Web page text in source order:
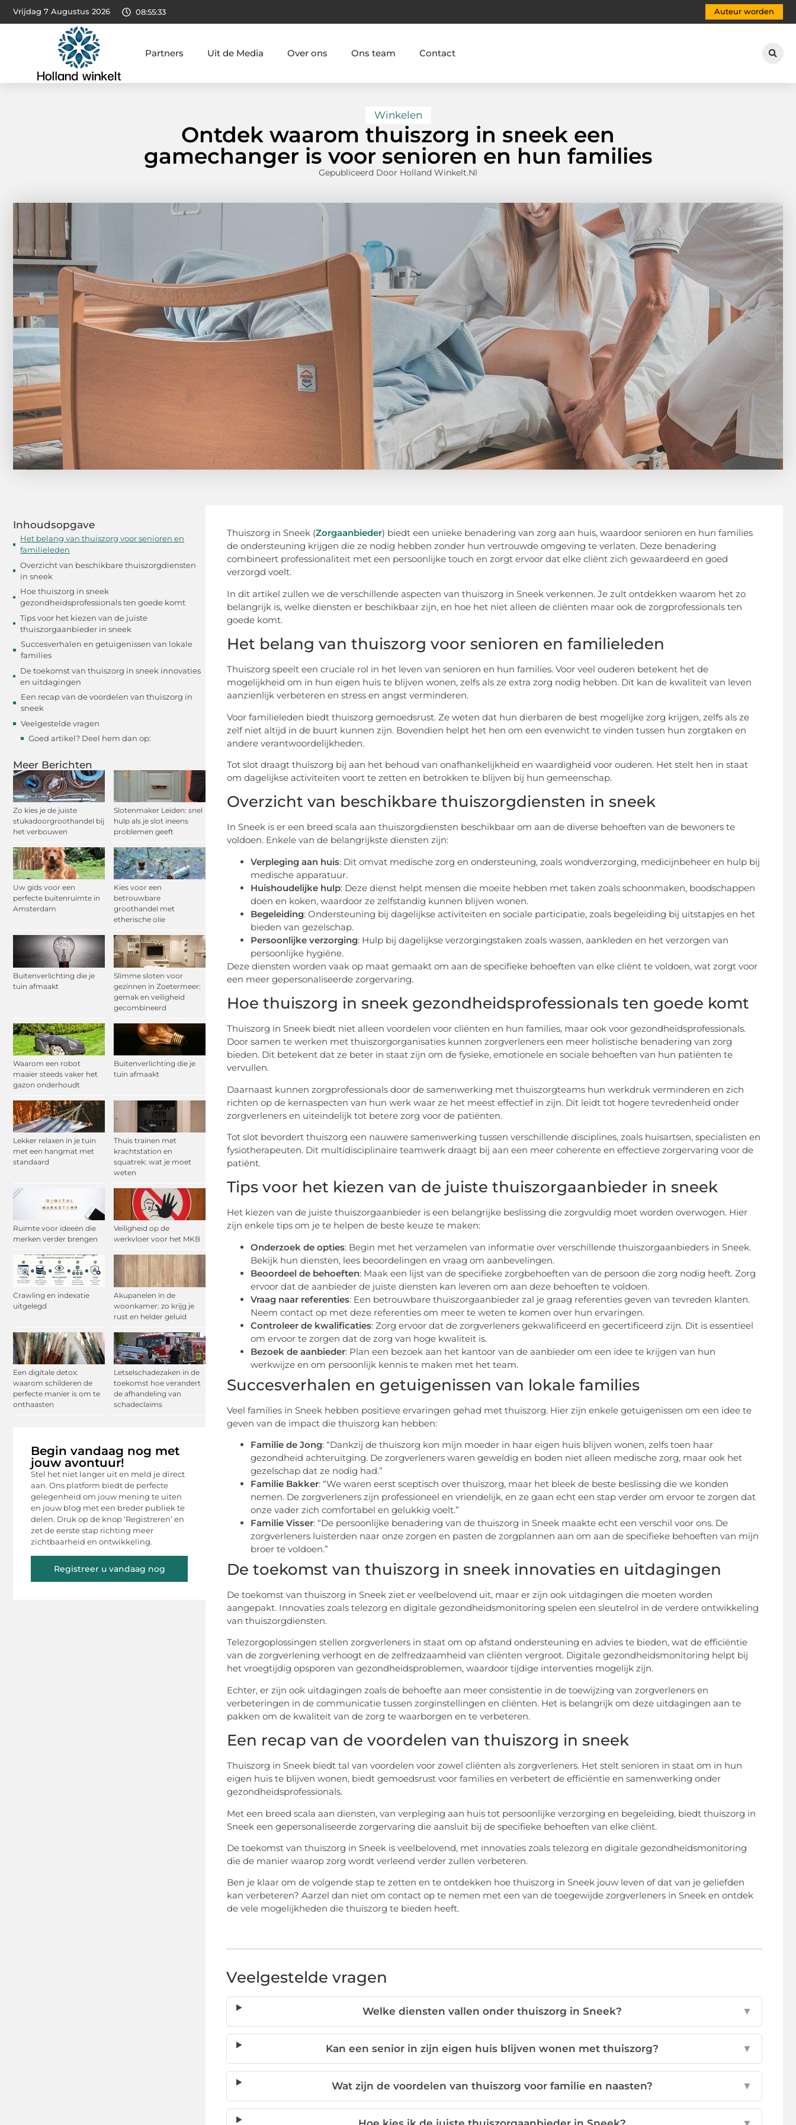
Vrijdag 7 Augustus 2026 08:55:35 Auteur worden
Partners Uit de Media Over ons Ons team Contact
Winkelen
Ontdek waarom thuiszorg in sneek een
gamechanger is voor senioren en hun families
Gepubliceerd Door Holland Winkelt.nl
Inhoudsopgave
Het belang van thuiszorg voor senioren en
familieleden
Overzicht van beschikbare thuiszorgdiensten
in sneek
Hoe thuiszorg in sneek
gezondheidsprofessionals ten goede komt
Tips voor het kiezen van de juiste
thuiszorgaanbieder in sneek
Succesverhalen en getuigenissen van lokale
families
De toekomst van thuiszorg in sneek innovaties
en uitdagingen
Een recap van de voordelen van thuiszorg in
sneek
Veelgestelde vragen
Goed artikel? Deel hem dan op:
Meer Berichten
Zo kies je de juiste
stukadoorgroothandel bij
het verbouwen
Slotenmaker Leiden: snel
hulp als je slot ineens
problemen geeft
Uw gids voor een
perfecte buitenruimte in
Amsterdam
Kies voor een
betrouwbare
groothandel met
etherische olie
Buitenverlichting die je
tuin afmaakt
Slimme sloten voor
gezinnen in Zoetermeer:
gemak en veiligheid
gecombineerd
Waarom een robot
maaier steeds vaker het
gazon onderhoudt
Buitenverlichting die je
tuin afmaakt
Lekker relaxen in je tuin
met een hangmat met
standaard
Thuis trainen met
krachtstation en
squatrek: wat je moet
weten
Ruimte voor ideeën die
merken verder brengen
Veiligheid op de
werkvloer voor het MKB
Crawling en indexatie
uitgelegd
Akupanelen in de
woonkamer: zo krijg je
rust en helder geluid
Een digitale detox:
waarom schilderen de
perfecte manier is om te
onthaasten
Letselschadezaken in de
toekomst hoe verandert
de afhandeling van
schadeclaims
Begin vandaag nog met
jouw avontuur!
Stel het niet langer uit en meld je direct
aan. Ons platform biedt de perfecte
gelegenheid om jouw mening te uiten
en jouw blog met een breder publiek te
delen. Druk op de knop ‘Registreren’ en
zet de eerste stap richting meer
zichtbaarheid en ontwikkeling.
Registreer u vandaag nog
Thuiszorg in Sneek (Zorgaanbieder) biedt een unieke benadering van zorg aan huis, waardoor senioren en hun families
de ondersteuning krijgen die ze nodig hebben zonder hun vertrouwde omgeving te verlaten. Deze benadering
combineert professionaliteit met een persoonlijke touch en zorgt ervoor dat elke cliënt zich gewaardeerd en goed
verzorgd voelt.
In dit artikel zullen we de verschillende aspecten van thuiszorg in Sneek verkennen. Je zult ontdekken waarom het zo
belangrijk is, welke diensten er beschikbaar zijn, en hoe het niet alleen de cliënten maar ook de zorgprofessionals ten
goede komt.
Het belang van thuiszorg voor senioren en familieleden
Thuiszorg speelt een cruciale rol in het leven van senioren en hun families. Voor veel ouderen betekent het de
mogelijkheid om in hun eigen huis te blijven wonen, zelfs als ze extra zorg nodig hebben. Dit kan de kwaliteit van leven
aanzienlijk verbeteren en stress en angst verminderen.
Voor familieleden biedt thuiszorg gemoedsrust. Ze weten dat hun dierbaren de best mogelijke zorg krijgen, zelfs als ze
zelf niet altijd in de buurt kunnen zijn. Bovendien helpt het hen om een evenwicht te vinden tussen hun zorgtaken en
andere verantwoordelijkheden.
Tot slot draagt thuiszorg bij aan het behoud van onafhankelijkheid en waardigheid voor ouderen. Het stelt hen in staat
om dagelijkse activiteiten voort te zetten en betrokken te blijven bij hun gemeenschap.
Overzicht van beschikbare thuiszorgdiensten in sneek
In Sneek is er een breed scala aan thuiszorgdiensten beschikbaar om aan de diverse behoeften van de bewoners te
voldoen. Enkele van de belangrijkste diensten zijn:
Verpleging aan huis: Dit omvat medische zorg en ondersteuning, zoals wondverzorging, medicijnbeheer en hulp bij
medische apparatuur.
Huishoudelijke hulp: Deze dienst helpt mensen die moeite hebben met taken zoals schoonmaken, boodschappen
doen en koken, waardoor ze zelfstandig kunnen blijven wonen.
Begeleiding: Ondersteuning bij dagelijkse activiteiten en sociale participatie, zoals begeleiding bij uitstapjes en het
bieden van gezelschap.
Persoonlijke verzorging: Hulp bij dagelijkse verzorgingstaken zoals wassen, aankleden en het verzorgen van
persoonlijke hygiëne.
Deze diensten worden vaak op maat gemaakt om aan de specifieke behoeften van elke cliënt te voldoen, wat zorgt voor
een meer gepersonaliseerde zorgervaring.
Hoe thuiszorg in sneek gezondheidsprofessionals ten goede komt
Thuiszorg in Sneek biedt niet alleen voordelen voor cliënten en hun families, maar ook voor gezondheidsprofessionals.
Door samen te werken met thuiszorgorganisaties kunnen zorgverleners een meer holistische benadering van zorg
bieden. Dit betekent dat ze beter in staat zijn om de fysieke, emotionele en sociale behoeften van hun patiënten te
vervullen.
Daarnaast kunnen zorgprofessionals door de samenwerking met thuiszorgteams hun werkdruk verminderen en zich
richten op de kernaspecten van hun werk waar ze het meest effectief in zijn. Dit leidt tot hogere tevredenheid onder
zorgverleners en uiteindelijk tot betere zorg voor de patiënten.
Tot slot bevordert thuiszorg een nauwere samenwerking tussen verschillende disciplines, zoals huisartsen, specialisten en
fysiotherapeuten. Dit multidisciplinaire teamwerk draagt bij aan een meer coherente en effectieve zorgervaring voor de
patiënt.
Tips voor het kiezen van de juiste thuiszorgaanbieder in sneek
Het kiezen van de juiste thuiszorgaanbieder is een belangrijke beslissing die zorgvuldig moet worden overwogen. Hier
zijn enkele tips om je te helpen de beste keuze te maken:
Onderzoek de opties: Begin met het verzamelen van informatie over verschillende thuiszorgaanbieders in Sneek.
Bekijk hun diensten, lees beoordelingen en vraag om aanbevelingen.
Beoordeel de behoeften: Maak een lijst van de specifieke zorgbehoeften van de persoon die zorg nodig heeft. Zorg
ervoor dat de aanbieder de juiste diensten kan leveren om aan deze behoeften te voldoen.
Vraag naar referenties: Een betrouwbare thuiszorgaanbieder zal je graag referenties geven van tevreden klanten.
Neem contact op met deze referenties om meer te weten te komen over hun ervaringen.
Controleer de kwalificaties: Zorg ervoor dat de zorgverleners gekwalificeerd en gecertificeerd zijn. Dit is essentieel
om ervoor te zorgen dat de zorg van hoge kwaliteit is.
Bezoek de aanbieder: Plan een bezoek aan het kantoor van de aanbieder om een idee te krijgen van hun
werkwijze en om persoonlijk kennis te maken met het team.
Succesverhalen en getuigenissen van lokale families
Veel families in Sneek hebben positieve ervaringen gehad met thuiszorg. Hier zijn enkele getuigenissen om een idee te
geven van de impact die thuiszorg kan hebben:
Familie de Jong: “Dankzij de thuiszorg kon mijn moeder in haar eigen huis blijven wonen, zelfs toen haar
gezondheid achteruitging. De zorgverleners waren geweldig en boden niet alleen medische zorg, maar ook het
gezelschap dat ze nodig had.”
Familie Bakker: “We waren eerst sceptisch over thuiszorg, maar het bleek de beste beslissing die we konden
nemen. De zorgverleners zijn professioneel en vriendelijk, en ze gaan echt een stap verder om ervoor te zorgen dat
onze vader zich comfortabel en gelukkig voelt.”
Familie Visser: “De persoonlijke benadering van de thuiszorg in Sneek maakte echt een verschil voor ons. De
zorgverleners luisterden naar onze zorgen en pasten de zorgplannen aan om aan de specifieke behoeften van mijn
broer te voldoen.”
De toekomst van thuiszorg in sneek innovaties en uitdagingen
De toekomst van thuiszorg in Sneek ziet er veelbelovend uit, maar er zijn ook uitdagingen die moeten worden
aangepakt. Innovaties zoals telezorg en digitale gezondheidsmonitoring spelen een sleutelrol in de verdere ontwikkeling
van thuiszorgdiensten.
Telezorgoplossingen stellen zorgverleners in staat om op afstand ondersteuning en advies te bieden, wat de efficiëntie
van de zorgverlening verhoogt en de zelfredzaamheid van cliënten vergroot. Digitale gezondheidsmonitoring helpt bij
het vroegtijdig opsporen van gezondheidsproblemen, waardoor tijdige interventies mogelijk zijn.
Echter, er zijn ook uitdagingen zoals de behoefte aan meer consistentie in de toewijzing van zorgverleners en
verbeteringen in de communicatie tussen zorginstellingen en cliënten. Het is belangrijk om deze uitdagingen aan te
pakken om de kwaliteit van de zorg te waarborgen en te verbeteren.
Een recap van de voordelen van thuiszorg in sneek
Thuiszorg in Sneek biedt tal van voordelen voor zowel cliënten als zorgverleners. Het stelt senioren in staat om in hun
eigen huis te blijven wonen, biedt gemoedsrust voor families en verbetert de efficiëntie en samenwerking onder
gezondheidsprofessionals.
Met een breed scala aan diensten, van verpleging aan huis tot persoonlijke verzorging en begeleiding, biedt thuiszorg in
Sneek een gepersonaliseerde zorgervaring die aansluit bij de specifieke behoeften van elke cliënt.
De toekomst van thuiszorg in Sneek is veelbelovend, met innovaties zoals telezorg en digitale gezondheidsmonitoring
die de manier waarop zorg wordt verleend verder zullen verbeteren.
Ben je klaar om de volgende stap te zetten en te ontdekken hoe thuiszorg in Sneek jouw leven of dat van je geliefden
kan verbeteren? Aarzel dan niet om contact op te nemen met een van de toegewijde zorgverleners in Sneek en ontdek
de vele mogelijkheden die thuiszorg te bieden heeft.
Veelgestelde vragen
Welke diensten vallen onder thuiszorg in Sneek? ▼
Kan een senior in zijn eigen huis blijven wonen met thuiszorg? ▼
Wat zijn de voordelen van thuiszorg voor familie en naasten? ▼